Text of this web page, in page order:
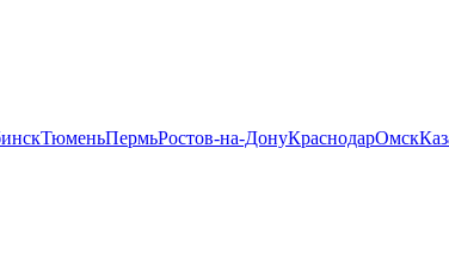
ТюменьПермьРостов-на-ДонуКраснодарОмск